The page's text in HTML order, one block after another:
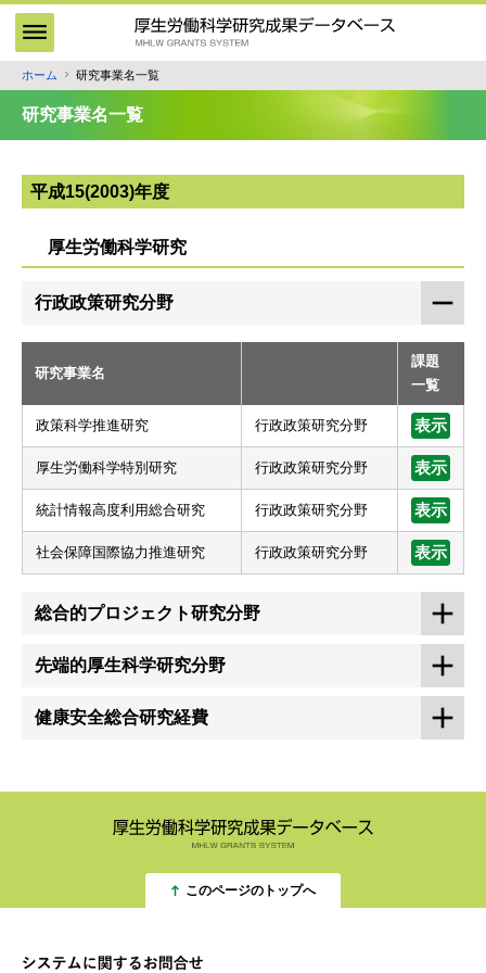
ン
パ
ン
ホーム 研究事業名一覧
研究事業名一覧
平成15(2003)年度
厚生労働科学研究
行政政策研究分野
研究事業名
課題
一覧
政策科学推進研究 行政政策研究分野 表示
厚生労働科学特別研究 行政政策研究分野 表示
統計情報高度利用総合研究 行政政策研究分野 表示
社会保障国際協力推進研究 行政政策研究分野 表示
総合的プロジェクト研究分野
先端的厚生科学研究分野
健康安全総合研究経費
このページのトップへ